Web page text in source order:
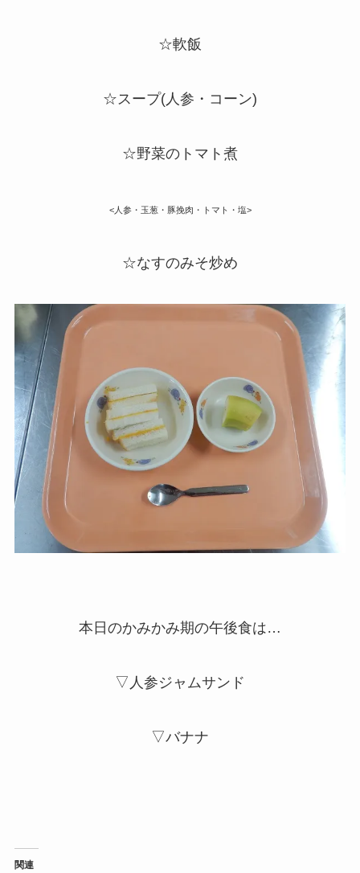
☆軟飯
☆スープ(人参・コーン)
☆野菜のトマト煮
<人参・玉葱・豚挽肉・トマト・塩>
☆なすのみそ炒め
本日のかみかみ期の午後食は…
▽人参ジャムサンド
▽バナナ
関連